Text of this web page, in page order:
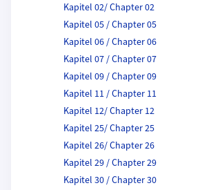
Kapitel 02/ Chapter 02
Kapitel 05 / Chapter 05
Kapitel 06 / Chapter 06
Kapitel 07 / Chapter 07
Kapitel 09 / Chapter 09
Kapitel 11 / Chapter 11
Kapitel 12/ Chapter 12
Kapitel 25/ Chapter 25
Kapitel 26/ Chapter 26
Kapitel 29 / Chapter 29
Kapitel 30 / Chapter 30